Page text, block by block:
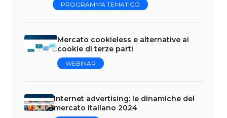
PROGRAMMA TEMATICO
Mercato cookieless e alternative ai
cookie di terze parti
WEBINAR
Internet advertising: le dinamiche del
mercato italiano 2024